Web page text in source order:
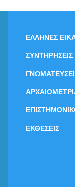
ΕΛΛΗΝΕΣ
ΣΥΝΤΗΡΗΣΕΙΣ
ΕΚΘΕΣΕΙΣ